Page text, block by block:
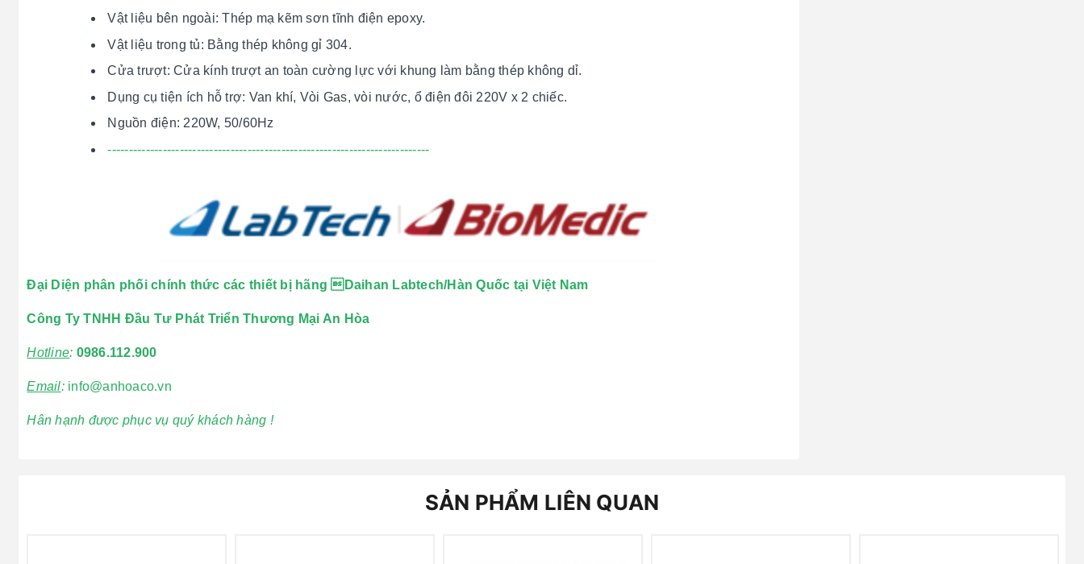
Vật liệu bên ngoài: Thép mạ kẽm sơn tĩnh điện epoxy.
Vật liệu trong tủ: Bằng thép không gỉ 304.
Cửa trượt: Cửa kính trượt an toàn cường lực với khung làm bằng thép không dỉ.
Dụng cụ tiện ích hỗ trợ: Van khí, Vòi Gas, vòi nước, ổ điện đôi 220V x 2 chiếc.
Nguồn điện: 220W, 50/60Hz
----------------------------------------------------------------------------
Đại Diện phân phối chính thức các thiết bị hãng Daihan Labtech/Hàn Quốc tại Việt Nam
Công Ty TNHH Đầu Tư Phát Triển Thương Mại An Hòa
Hotline: 0986.112.900
Email:info@anhoaco.vn
Hân hạnh được phục vụ quý khách hàng !
SẢN PHẨM LIÊN QUAN